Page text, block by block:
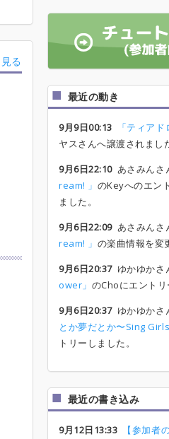
る
最近の動き
9月9日00:13 「ティア
ヤスさんへ譲渡されまし
9月6日22:10あさみんさ
ream! 」 のKeyへのエン
ました。
9月6日22:09あさみんさ
ream! 」 の楽曲情報を変
9月6日20:37ゆかゆかさ
ower」 のChoにエントリ
9月6日20:37ゆかゆかさ
とか夢だとか〜Sing
トリーしました。
最近の書き込み
9月12日13:33
【参加者